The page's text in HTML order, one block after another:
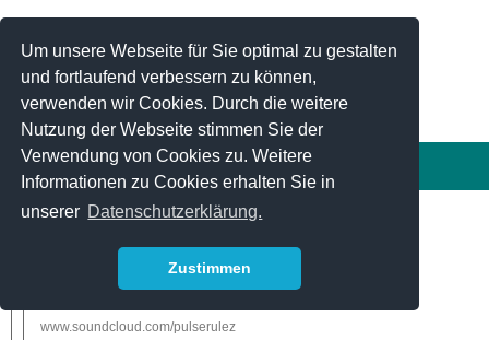
Um unsere Webseite für Sie optimal zu gestalten
und fortlaufend verbessern zu können,
verwenden wir Cookies. Durch die weitere
Nutzung der Webseite stimmen Sie der
Verwendung von Cookies zu. Weitere
Informationen zu Cookies erhalten Sie in
unserer Datenschutzerklärung.
Zustimmen
LaboratoriesSoundcave Labs
StudioSoundcave Studio
Home
zur Startseite
Home » Media»Bands und Künstler»p.u.l.s.e. Super Enchilada
p.u.l.s.e.: SUPER ENCHILADA
www.soundcloud.com/pulserulez